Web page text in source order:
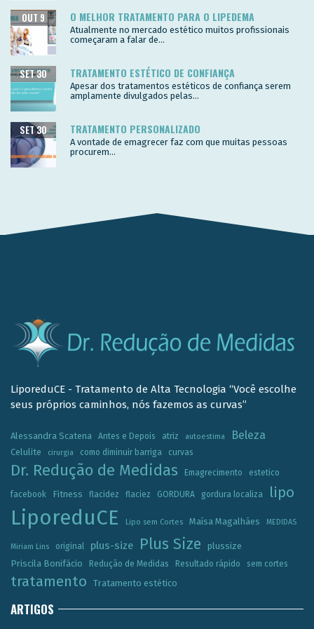
O MELHOR TRATAMENTO PARA O LIPEDEMA
OUT 9
Atualmente no mercado estético muitos profissionais
começaram a falar de...
TRATAMENTO ESTÉTICO DE CONFIANÇA
SET 30
Apesar dos tratamentos estéticos de confiança serem
amplamente divulgados pelas...
TRATAMENTO PERSONALIZADO
SET 30
A vontade de emagrecer faz com que muitas pessoas
procurem...
LiporeduCE - Tratamento de Alta Tecnologia “Você escolhe
seus próprios caminhos, nós fazemos as curvas”
Alessandra Scatena Antes e Depois atriz autoestima Beleza
Celulite cirurgia como diminuir barriga curvas
Dr. Redução de Medidas Emagrecimento estetico
facebook Fitness flacidez flaciez GORDURA gordura localiza lipo
LiporeduCE Lipo sem Cortes Maísa Magalhães MEDIDAS
Miriam Lins original plus-size Plus Size
plussize
Priscila Bonifácio
Redução de Medidas Resultado rápido sem cortes
tratamento Tratamento estético
ARTIGOS